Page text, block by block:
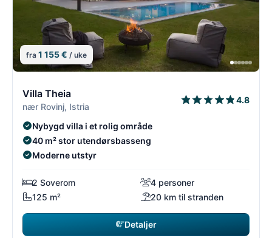
fra 1 155 € / uke
Villa Theia
nær Rovinj, Istria
4.8
Nybygd villa i et rolig område
40 m² stor utendørsbasseng
Moderne utstyr
2 Soverom
4 personer
125 m²
20 km til stranden
Detaljer